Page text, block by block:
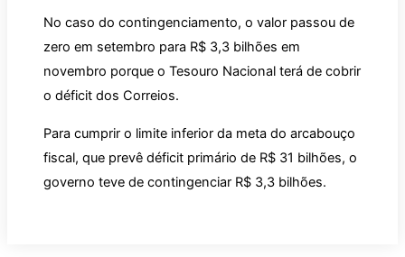
No caso do contingenciamento, o valor passou de
zero em setembro para R$ 3,3 bilhões em
novembro porque o Tesouro Nacional terá de cobrir
o déficit dos Correios.
Para cumprir o limite inferior da meta do arcabouço
fiscal, que prevê déficit primário de R$ 31 bilhões, o
governo teve de contingenciar R$ 3,3 bilhões.